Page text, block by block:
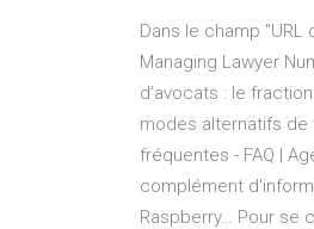
Dans le champ
Managing Lawyer
d’avocats : le
modes alternatifs de
fréquentes - FAQ |
complément
Raspberry… Pour se